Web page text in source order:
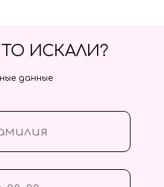
ИСКАЛИ?
данные